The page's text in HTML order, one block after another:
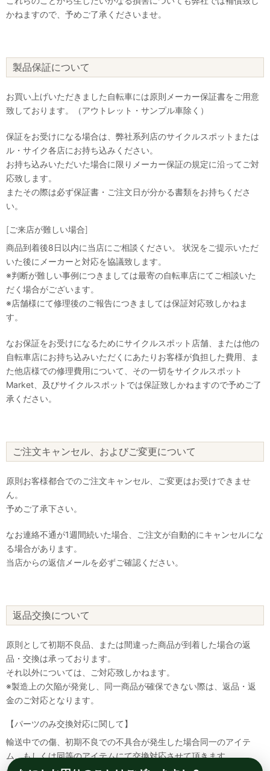
かねますので、予めご了承くださいませ。
製品保証について
お買い上げいただきました自転車には原則メーカー保証書をご用意
致しております。（アウトレット・サンプル車除く）
保証をお受けになる場合は、弊社系列店のサイクルスポットまたは
ル・サイク各店にお持ち込みください。
お持ち込みいただいた場合に限りメーカー保証の規定に沿ってご対
応致します。
またその際は必ず保証書・ご注文日が分かる書類をお持ちくださ
い。
[ご来店が難しい場合]
商品到着後8日以内に当店にご相談ください。 状況をご提示いただ
いた後にメーカーと対応を協議致します。
※判断が難しい事例につきましては最寄の自転車店にてご相談いた
だく場合がございます。
※店舗様にて修理後のご報告につきましては保証対応致しかねま
す。
なお保証をお受けになるためにサイクルスポット店舗、または他の
自転車店にお持ち込みいただくにあたりお客様が負担した費用、ま
た他店様での修理費用について、その一切をサイクルスポット
Market、及びサイクルスポットでは保証致しかねますので予めご了
承ください。
ご注文キャンセル、およびご変更について
原則お客様都合でのご注文キャンセル、ご変更はお受けできませ
ん。
予めご了承下さい。
なお連絡不通が1週間続いた場合、ご注文が自動的にキャンセルにな
る場合があります。
当店からの返信メールを必ずご確認ください。
返品交換について
原則として初期不良品、または間違った商品が到着した場合の返
品・交換は承っております。
それ以外については、ご対応致しかねます。
※製造上の欠陥が発覚し、同一商品が確保できない際は、返品・返
金のご対応となります。
【パーツのみ交換対応に関して】
輸送中での傷、初期不良での不具合が発生した場合同一のアイテ
ム、もしくは同等のアイテムにて交換対応させて頂きます。